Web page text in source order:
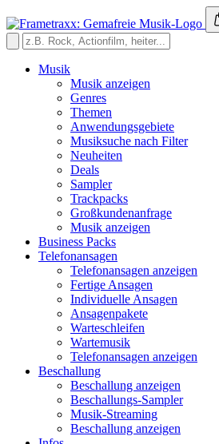
Musik
Musik anzeigen
Genres
Themen
Anwendungsgebiete
Musiksuche nach Filter
Neuheiten
Deals
Sampler
Trackpacks
Großkundenanfrage
Musik anzeigen
Business Packs
Telefonansagen
Telefonansagen anzeigen
Fertige Ansagen
Individuelle Ansagen
Ansagenpakete
Warteschleifen
Wartemusik
Telefonansagen anzeigen
Beschallung
Beschallung anzeigen
Beschallungs-Sampler
Musik-Streaming
Beschallung anzeigen